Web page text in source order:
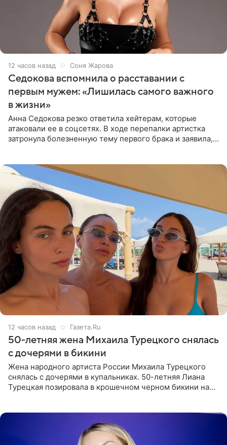
12 часов назад Соня Жарова
Седокова вспомнила о расставании с
первым мужем: «Лишилась самого важного
в жизни»
Анна Седокова резко ответила хейтерам, которые
атаковали ее в соцсетях. В ходе перепалки артистка
затронула болезненную тему первого брака и заявила,
12 часов назад Газета.Ru
50-летняя жена Михаила Турецкого снялась
с дочерями в бикини
Жена народного артиста России Михаила Турецкого
снялась с дочерями в купальниках. 50-летняя Лиана
Турецкая позировала в крошечном черном бикини на